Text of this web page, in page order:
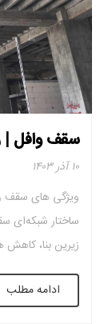
سقف وافل
۱۰ آذر ۱۴۰۳
ویژگی های
ساختار شبکه‌ای
زیرین بنا، کاهش
از ویژگی های سقف
قالب‌بندی‌های
ادامه مطلب